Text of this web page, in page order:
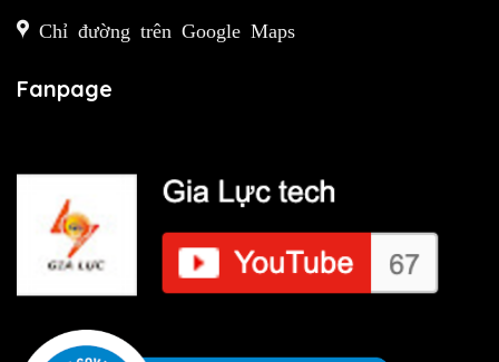
Chỉ đường trên Google Maps
Fanpage